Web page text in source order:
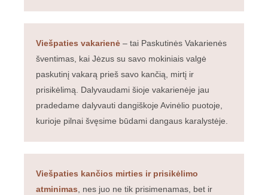
Viešpaties vakarienė – tai Paskutinės Vakarienės
šventimas, kai Jėzus su savo mokiniais valgė
paskutinį vakarą prieš savo kančią, mirtį ir
prisikėlimą. Dalyvaudami šioje vakarienėje jau
pradedame dalyvauti dangiškoje Avinėlio puotoje,
kurioje pilnai švęsime būdami dangaus karalystėje.
Viešpaties kančios mirties ir prisikėlimo
atminimas , nes juo ne tik prisimenamas, bet ir